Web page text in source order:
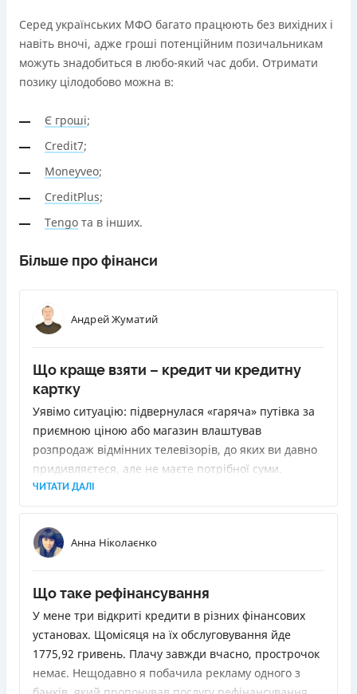
Серед українських МФО багато працюють без вихідних і
навіть вночі, адже гроші потенційним позичальникам
можуть знадобиться в любо-який час доби. Отримати
позику цілодобово можна в:
Є гроші;
Credit7;
Moneyveo;
CreditPlus;
Tengo та в інших.
Більше про фінанси
Андрей Жуматий
Що краще взяти – кредит чи кредитну
картку
Уявімо ситуацію: підвернулася «гаряча» путівка за
приємною ціною або магазин влаштував
розпродаж відмінних телевізорів, до яких ви давно
придивляєтеся, але не маєте потрібної суми.
Позичити у друзів або родичів не вдається. Як бути?
Звернутися до банку з проханням про кредит. Але
вони бувають різні. Ми розповімо, як вибрати
найліпший.
ЧИТАТИ ДАЛІ
Анна Ніколаєнко
Що таке рефінансування
У мене три відкриті кредити в різних фінансових
установах. Щомісяця на їх обслуговування йде
1775,92 гривень. Плачу завжди вчасно, прострочок
немає. Нещодавно я побачила рекламу одного з